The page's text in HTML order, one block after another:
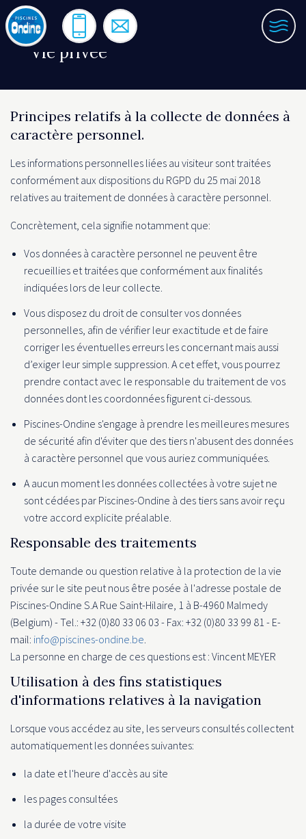
Aller
au
contenu
principal
CONTACT
TÉLÉPHONE
Vie privée
Principes relatifs à la collecte de données à
caractère personnel.
Les informations personnelles liées au visiteur sont traitées
conformément aux dispositions du RGPD du 25 mai 2018
relatives au traitement de données à caractère personnel.
Concrètement, cela signifie notamment que:
Vos données à caractère personnel ne peuvent être
recueillies et traitées que conformément aux finalités
indiquées lors de leur collecte.
Vous disposez du droit de consulter vos données
personnelles, afin de vérifier leur exactitude et de faire
corriger les éventuelles erreurs les concernant mais aussi
d’exiger leur simple suppression. A cet effet, vous pourrez
prendre contact avec le responsable du traitement de vos
données dont les coordonnées figurent ci-dessous.
Piscines-Ondine s'engage à prendre les meilleures mesures
de sécurité afin d'éviter que des tiers n'abusent des données
à caractère personnel que vous auriez communiquées.
A aucun moment les données collectées à votre sujet ne
sont cédées par Piscines-Ondine à des tiers sans avoir reçu
votre accord explicite préalable.
Responsable des traitements
Toute demande ou question relative à la protection de la vie
privée sur le site peut nous être posée à l'adresse postale de
Piscines-Ondine S.A Rue Saint-Hilaire, 1 à B-4960 Malmedy
(Belgium) - Tel.: +32 (0)80 33 06 03 - Fax: +32 (0)80 33 99 81 - E-
mail: info@piscines-ondine.be.
La personne en charge de ces questions est : Vincent MEYER
Utilisation à des fins statistiques
d'informations relatives à la navigation
Lorsque vous accédez au site, les serveurs consultés collectent
automatiquement les données suivantes:
la date et l'heure d'accès au site
les pages consultées
la durée de votre visite